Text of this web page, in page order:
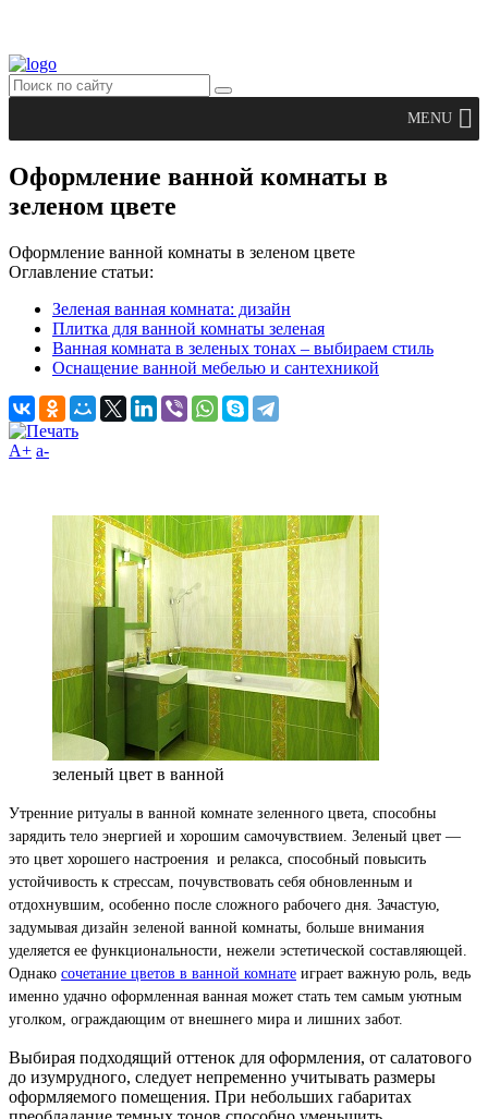
MENU
Оформление ванной комнаты в
зеленом цвете
Оформление ванной комнаты в зеленом цвете
Оглавление статьи:
Зеленая ванная комната: дизайн
Плитка для ванной комнаты зеленая
Ванная комната в зеленых тонах – выбираем стиль
Оснащение ванной мебелью и сантехникой
A+ а-
зеленый цвет в ванной
Утренние ритуалы в ванной комнате зеленного цвета, способны
зарядить тело энергией и хорошим самочувствием. Зеленый цвет —
это цвет хорошего настроения и релакса, способный повысить
устойчивость к стрессам, почувствовать себя обновленным и
отдохнувшим, особенно после сложного рабочего дня. Зачастую,
задумывая дизайн зеленой ванной комнаты , больше внимания
уделяется ее функциональности, нежели эстетической составляющей.
Однако сочетание цветов в ванной комнате играет важную роль, ведь
именно удачно оформленная ванная может стать тем самым уютным
уголком, ограждающим от внешнего мира и лишних забот.
Выбирая подходящий оттенок для оформления, от салатового
до изумрудного, следует непременно учитывать размеры
оформляемого помещения. При небольших габаритах